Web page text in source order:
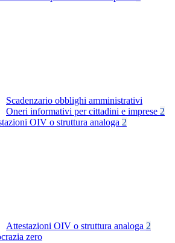
Scadenzario obblighi amministrativi
Oneri informativi per cittadini e imprese 2
OIV o struttura analoga 2
Attestazioni OIV o struttura analoga 2
zero